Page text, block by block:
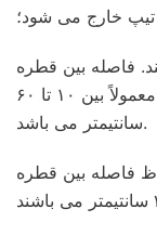
تیپ خارج می شود؛
فاصله بین قطره
چکان ها در نوار آبیاری مختلف است و معمولاً بین ۱۰ تا ۶۰
سانتیمتر می باشد.
فاصله بین قطره